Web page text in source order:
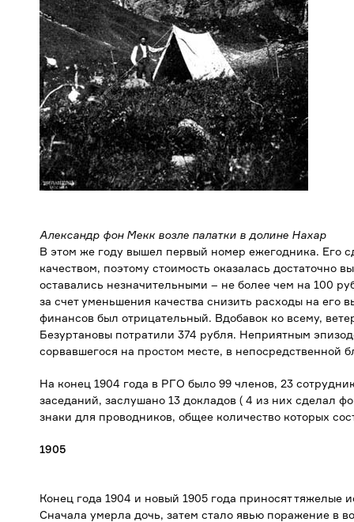
Александр фон Мекк возле палатки в долине Нахар
В этом же году вышел первый номер ежегодника. Его
качеством, поэтому стоимость оказалась достаточно
оставались незначительными – не более чем на 100
за счет уменьшения качества снизить расходы на его
финансов был отрицательный. Вдобавок ко всему,
Безуртановы потратили 374 рубля. Неприятным
сорвавшегося на простом месте, в непосредственной
На конец 1904 года в РГО было 99 членов, 23
заседаний, заслушано 13 докладов ( 4 из них сделал
знаки для проводников, общее количество которых
1905
Конец года 1904 и новый 1905 года приносят тяжелые
Сначала умерла дочь, затем стало явью поражение в